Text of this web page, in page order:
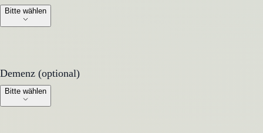
Bitte wählen
Demenz (optional)
Demenz (optional)
Bitte wählen